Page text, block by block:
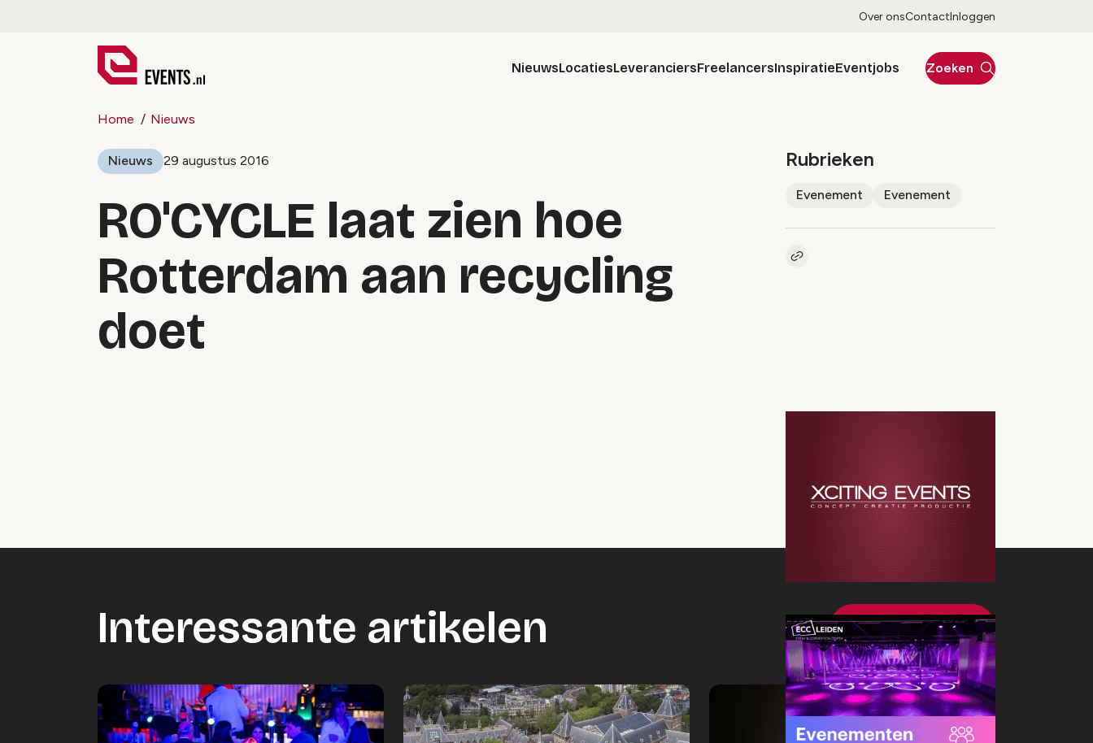
Over onsContactInloggen
NieuwsLocatiesLeveranciersFreelancersInspiratieEventjobs Zoeken
Home Nieuws
Nieuws 29 augustus 2016
RO'CYCLE laat zien hoe
Rotterdam aan recycling
doet
Rubrieken
Evenement Evenement
Kopieer link naar artikel
Interessante artikelen Bekijk meer nieuws